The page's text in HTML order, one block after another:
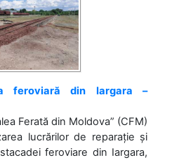
feroviară din Iargara –
Ferată din Moldova” (CFM)
lucrărilor de reparație și
feroviare din Iargara,